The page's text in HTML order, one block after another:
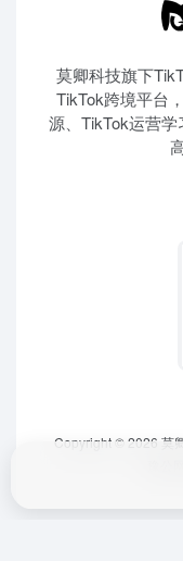
莫卿科技旗下
TikTok跨境平台
源、TikTok运营
Copyright © 2026 莫
豫